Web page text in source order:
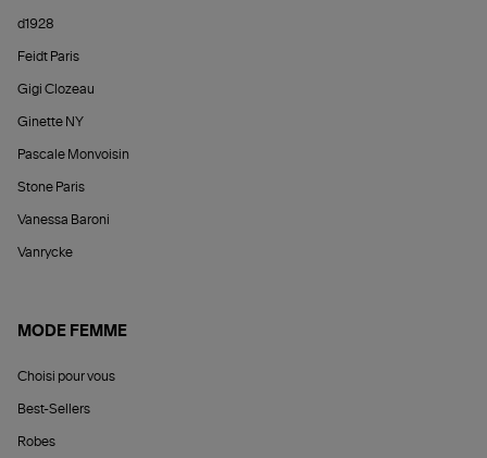
d1928
Feidt Paris
Gigi Clozeau
Ginette NY
Pascale Monvoisin
Stone Paris
Vanessa Baroni
Vanrycke
MODE FEMME
Choisi pour vous
Best-Sellers
Robes